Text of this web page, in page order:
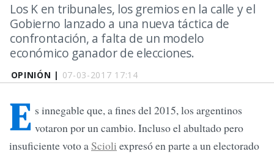
OPINIÓN | 07-03-2017 17:14
Los K en tribunales, los gremios en la calle y el
Gobierno lanzado a una nueva táctica de
confrontación, a falta de un modelo
económico ganador de elecciones.
E s innegable que, a fines del 2015, los argentinos
votaron por un cambio. Incluso el abultado pero
insuficiente voto a Scioli expresó en parte a un electorado